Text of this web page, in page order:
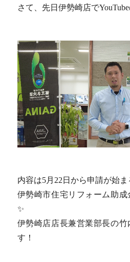
さて、先日伊勢崎店で
内容は5月22日から申請が始ま
伊勢崎市住宅リフォーム助
✨
伊勢崎店店長兼営業部長の竹
す！